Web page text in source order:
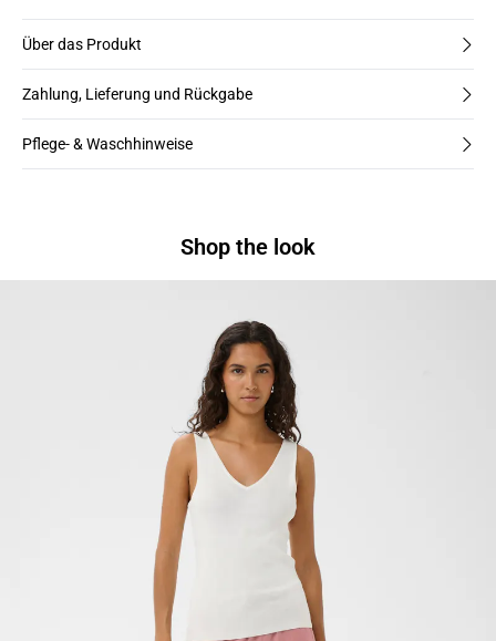
Über das Produkt
Zahlung, Lieferung und Rückgabe
Pflege- & Waschhinweise
Shop the look